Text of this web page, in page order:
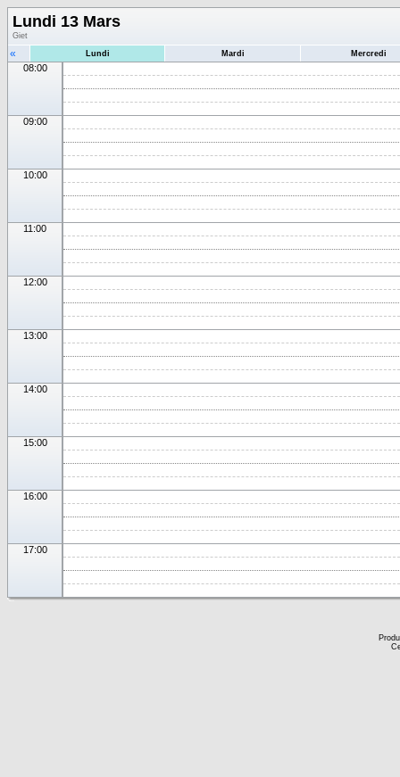
Lundi 13 Mars
Giet
« Lundi Mardi Mercredi
08:00
09:00
10:00
11:00
12:00
13:00
14:00
15:00
16:00
17:00